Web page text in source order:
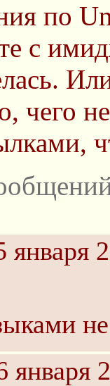
по
с
чего
января
не
января